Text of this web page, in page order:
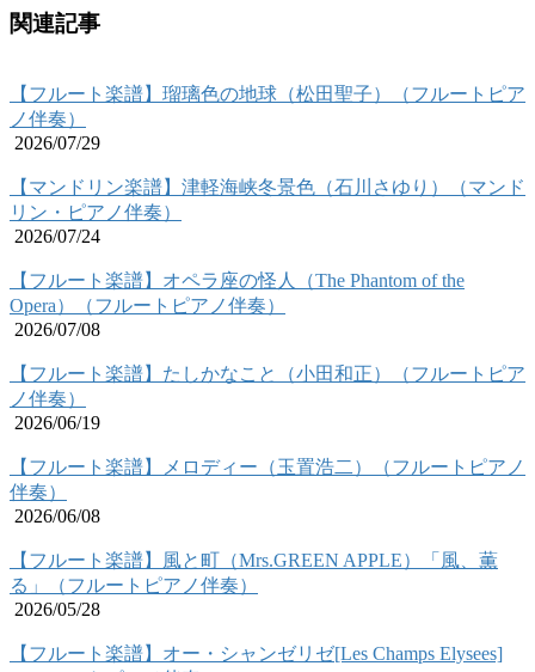
関連記事
【フルート楽譜】瑠璃色の地球（松田聖子）（フルートピア
ノ伴奏）
2026/07/29
【マンドリン楽譜】津軽海峡冬景色（石川さゆり）（マンド
リン・ピアノ伴奏）
2026/07/24
【フルート楽譜】オペラ座の怪人（The Phantom of the
Opera）（フルートピアノ伴奏）
2026/07/08
【フルート楽譜】たしかなこと（小田和正）（フルートピア
ノ伴奏）
2026/06/19
【フルート楽譜】メロディー（玉置浩二）（フルートピアノ
伴奏）
2026/06/08
【フルート楽譜】風と町（Mrs.GREEN APPLE）「風、薫
る」（フルートピアノ伴奏）
2026/05/28
【フルート楽譜】オー・シャンゼリゼ[Les Champs Elysees]